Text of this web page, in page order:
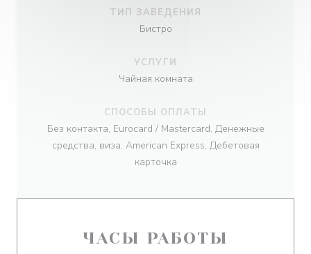
ТИП ЗАВЕДЕНИЯ
Бистро
УСЛУГИ
Чайная комната
СПОСОБЫ ОПЛАТЫ
Без контакта, Eurocard / Mastercard, Денежные
средства, виза, American Express, Дебетовая
карточка
ЧАСЫ РАБОТЫ